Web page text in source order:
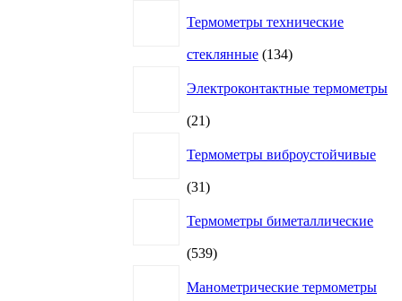
Термометры технические
стеклянные 134134
Электроконтактные термометры
2121
Термометры виброустойчивые
3131
Термометры биметаллические
539539
Манометрические термометры